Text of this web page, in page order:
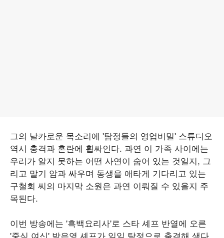
그의 날카로운 목소리에 '탐정들의 영업비밀' 스튜디오
역시 충격과 혼란에 휩싸인다. 과연 이 가족 사이에는
우리가 알지 못하는 어떤 사연이 숨어 있는 것일지, 그
리고 말기 암과 싸우며 동생을 애타게 기다리고 있는
구철회 씨의 마지막 소원은 과연 이뤄질 수 있을지 주
목된다.
이번 방송에는 '흑백요리사'로 스타 셰프 반열에 오른
'중식 여신' 박은영 셰프가 일일 탐정으로 출격해 색다